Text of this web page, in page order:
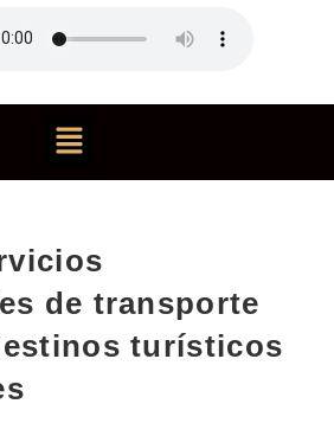
de transporte
turísticos